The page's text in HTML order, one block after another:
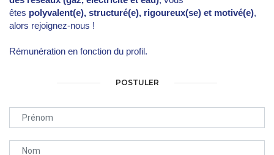
êtes polyvalent(e), structuré(e), rigoureux(se) et motivé(e),
alors rejoignez-nous !
Rémunération en fonction du profil.
POSTULER